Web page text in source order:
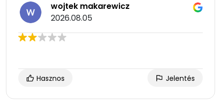
wojtek makarewicz
2026.08.05
Hasznos Jelentés